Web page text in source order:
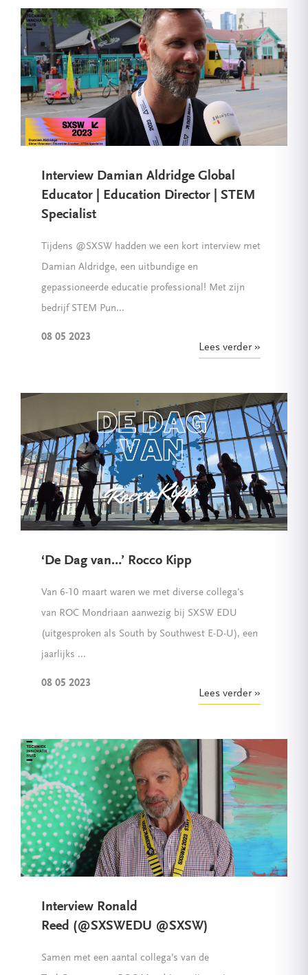
Interview Damian Aldridge Global
Educator | Education Director | STEM
Specialist
Tijdens @SXSW hadden we een kort interview met
Damian Aldridge, een uitbundige en
gepassioneerde educatie professional! Met zijn
bedrijf STEM Pun...
08 05 2023
Lees verder
‘De Dag van…’ Rocco Kipp
Van 6-10 maart waren we met diverse collega's
van ROC Mondriaan aanwezig bij SXSW EDU
(uitgesproken als South by Southwest E-D-U), een
jaarlijks ...
08 05 2023
Lees verder
Interview Ronald
Reed (@SXSWEDU @SXSW)
Samen met een aantal collega’s van de